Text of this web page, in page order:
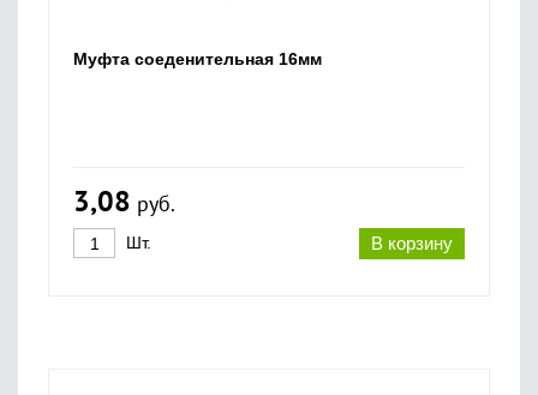
Муфта соеденительная 16мм
3,08 руб.
В корзину
Шт.